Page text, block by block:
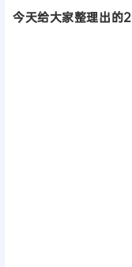
今天给大家整理出的